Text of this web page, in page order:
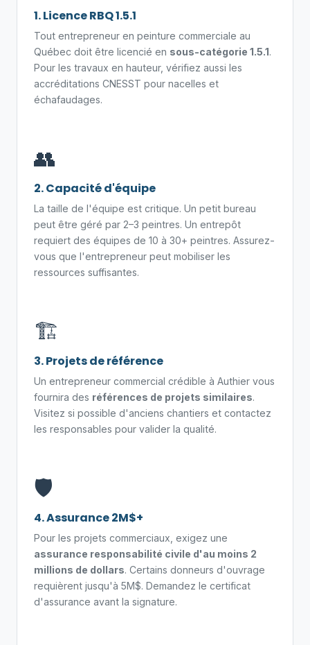
1. Licence RBQ 1.5.1
Tout entrepreneur en peinture commerciale au
Québec doit être licencié en sous-catégorie 1.5.1.
Pour les travaux en hauteur, vérifiez aussi les
accréditations CNESST pour nacelles et
échafaudages.
👥
2. Capacité d'équipe
La taille de l'équipe est critique. Un petit bureau
peut être géré par 2–3 peintres. Un entrepôt
requiert des équipes de 10 à 30+ peintres. Assurez-
vous que l'entrepreneur peut mobiliser les
ressources suffisantes.
🏗️
3. Projets de référence
Un entrepreneur commercial crédible à Authier vous
fournira des références de projets similaires.
Visitez si possible d'anciens chantiers et contactez
les responsables pour valider la qualité.
🛡️
4. Assurance 2M$+
Pour les projets commerciaux, exigez une
assurance responsabilité civile d'au moins 2
millions de dollars. Certains donneurs d'ouvrage
requièrent jusqu'à 5M$. Demandez le certificat
d'assurance avant la signature.